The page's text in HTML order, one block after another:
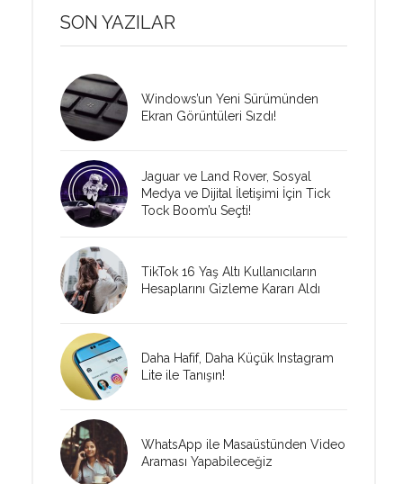
SON YAZILAR
Windows’un Yeni Sürümünden
Ekran Görüntüleri Sızdı!
Jaguar ve Land Rover, Sosyal
Medya ve Dijital İletişimi İçin Tick
Tock Boom’u Seçti!
TikTok 16 Yaş Altı Kullanıcıların
Hesaplarını Gizleme Kararı Aldı
Daha Hafif, Daha Küçük Instagram
Lite ile Tanışın!
WhatsApp ile Masaüstünden Video
Araması Yapabileceğiz